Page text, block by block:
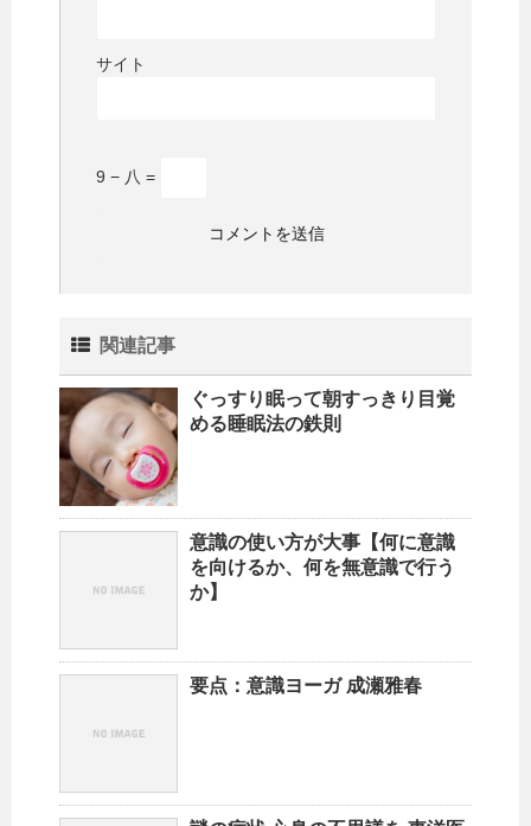
サイト
9 − 八 =
関連記事
ぐっすり眠って朝すっきり目覚
める睡眠法の鉄則
意識の使い方が大事【何に意識
を向けるか、何を無意識で行う
か】
要点：意識ヨーガ 成瀬雅春